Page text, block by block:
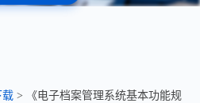
载> 《电子档案管理系统基本功能规